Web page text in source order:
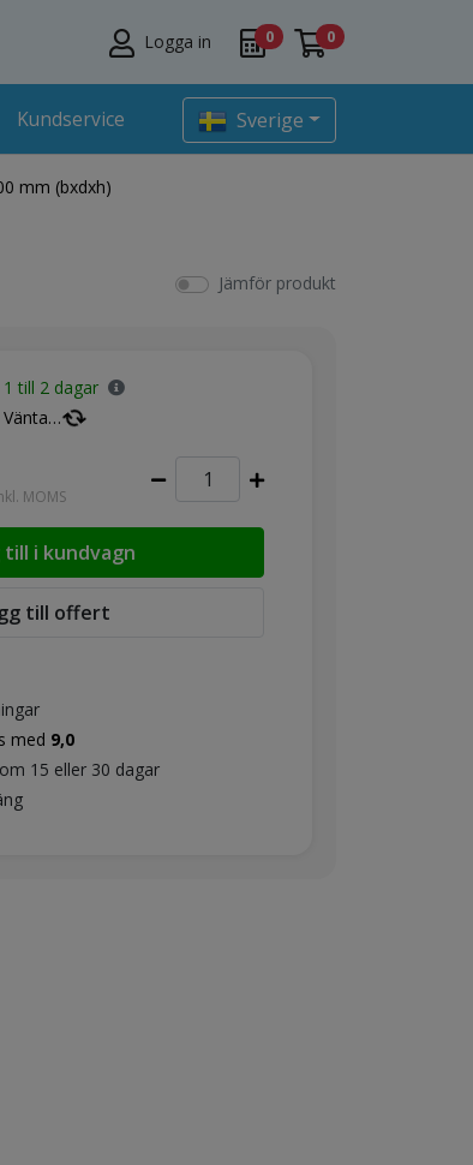
Logga in 0 0
Kundservice Sverige
mm (bxdxh)
Jämför produkt
1 till 2 dagar
Vänta…
MOMS
till i kundvagn
till offert
med 9,0
15 eller 30 dagar